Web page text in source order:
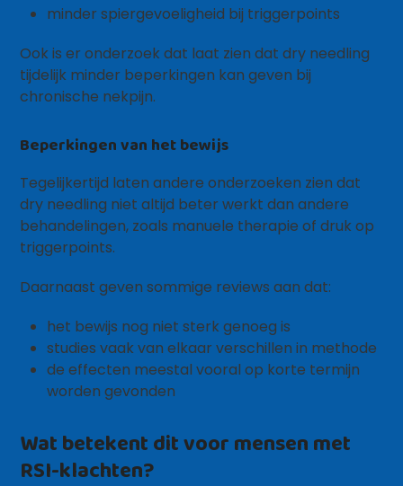
minder spiergevoeligheid bij triggerpoints
Ook is er onderzoek dat laat zien dat dry needling
tijdelijk minder beperkingen kan geven bij
chronische nekpijn.
Beperkingen van het bewijs
Tegelijkertijd laten andere onderzoeken zien dat
dry needling niet altijd beter werkt dan andere
behandelingen, zoals manuele therapie of druk op
triggerpoints.
Daarnaast geven sommige reviews aan dat:
het bewijs nog niet sterk genoeg is
studies vaak van elkaar verschillen in methode
de effecten meestal vooral op korte termijn
worden gevonden
Wat betekent dit voor mensen met
RSI-klachten?